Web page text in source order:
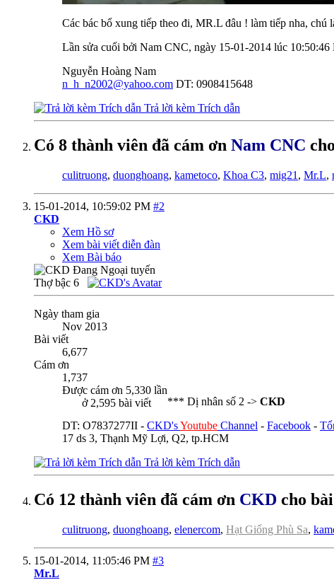
Các bác bổ xung tiếp theo đi, MR.L đâu ! làm tiếp nha, chú
Lần sửa cuối bởi Nam CNC, ngày 15-01-2014 lúc 10:50:46
Nguyễn Hoàng Nam
n_h_n2002@yahoo.com DT: 0908415648
Trả lời kèm Trích dẫn
Có 8 thành viên đã cám ơn Nam CNC
culitruong, duonghoang, kametoco, Khoa C3, mig21 , Mr.L,
15-01-2014, 10:59:02 PM #2
CKD
Xem Hồ sơ
Xem bài viết diễn đàn
Xem Bài báo
Thợ bậc 6
Ngày tham gia
Nov 2013
Bài viết
6,677
Cám ơn
1,737
Được cám ơn 5,330 lần
ở 2,595 bài viết
*** Dị nhân số 2 -> CKD
DT: O7837277II - CKD'sYoutube Channel - Facebook -
17 ds 3, Thạnh Mỹ Lợi, Q2, tp.HCM
Trả lời kèm Trích dẫn
Có 12 thành viên đã cám ơn CKD cho
culitruong, duonghoang, elenercom, Hạt Giống Phù Sa,
15-01-2014, 11:05:46 PM #3
Mr.L